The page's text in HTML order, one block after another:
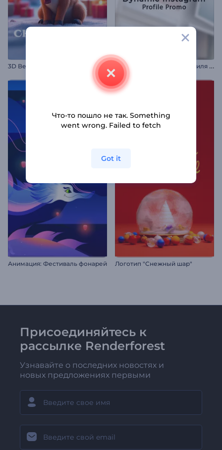
3D Веселые Рождественские поздравления Д
инамичное промо профиля Instagram
Анимация: Фестиваль фонарей Логотип "Снежный шар"
Присоединяйтесь к
рассылке Renderforest
Узнавайте о последних новостях и
новых предложениях первыми
Что-то пошло не так. Something
went wrong. Failed to fetch
Got it